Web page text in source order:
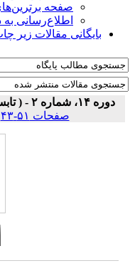
صفحه برترین‌های
اطلاع‌رسانی به
بایگانی مقالات زیر چاپ
دوره ۱۴، شماره ۲ - ( تابستان ۱۴۰۳ )
صفحات ۵۱-۴۳
|